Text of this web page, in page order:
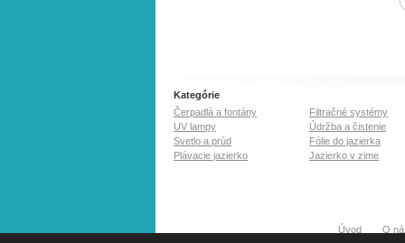
Kategórie
Čerpadlá a fontány
Filtračné systémy
UV lampy
Údržba a čistenie
Svetlo a prúd
Fólie do jazierka
Plávacie jazierko
Jazierko v zime
Úvod O